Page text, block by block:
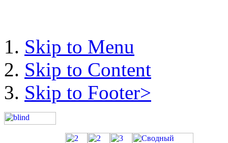
Skip to Menu
Skip to Content
Skip to Footer>
добра,
любви
и
благородства»
в
информационно-